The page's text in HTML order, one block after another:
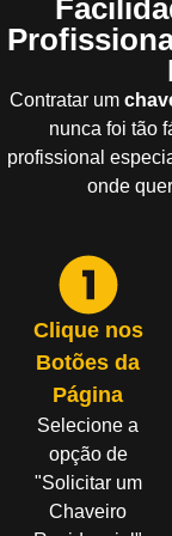
Contratar um
nunca foi tão
profissional
onde
Clique nos
Botões da
Página
Selecione a
opção de
"Solicitar um
Chaveiro